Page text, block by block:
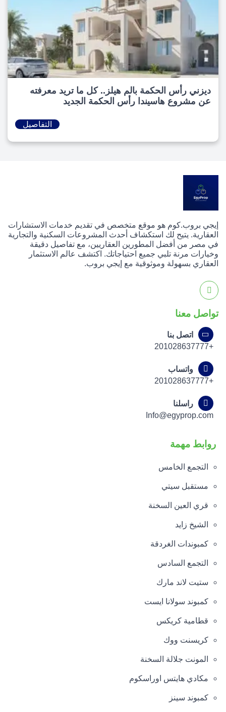
ديزني رأس الحكمة بالم هيلز.. كل ما تريد معرفته
عن مشروع هاسيندا رأس الحكمة الجديد
التفاصيل
إيجي بروب.كوم هو موقع متخصص في تقديم خدمات الاستشارات
العقارية. يتيح لك استكشاف أحدث المشروعات السكنية والتجارية
في مصر من أفضل المطورين العقاريين، مع تفاصيل دقيقة
وخيارات مرنة تلبي جميع احتياجاتك. اكتشف عالم الاستثمار
العقاري بسهولة وموثوقية مع إيجي بروب.
تواصل معنا
اتصل بنا
+201028637777
واتساب
+201028637777
راسلنا
Info@egyprop.com
روابط مهمة
التجمع الخامس
مستقبل سيتي
قري العين السخنة
الشيخ زايد
كمبوندات الغردقة
التجمع السادس
ستيت لاند مارك
كمبوند سولانا ايست
قطامية كريكس
كريسنت ووك
المونت جلالة السخنة
مكادي هايتس اوراسكوم
كمبوند سينز